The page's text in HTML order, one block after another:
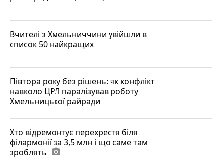
Вчителі з Хмельниччини увійшли в
список 50 найкращих
Півтора року без рішень: як конфлікт
навколо ЦРЛ паралізував роботу
Хмельницької райради
Хто відремонтує перехрестя біля
філармонії за 3,5 млн і що саме там
зроблять photo_camera